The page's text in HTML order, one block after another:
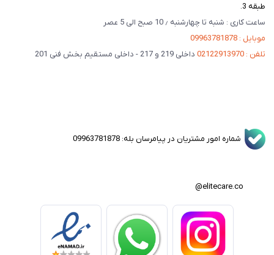
طبقه 3.
ساعت کاری : شنبه تا چهارشنبه ٫ 10 صبح الی 5 عصر
موبایل : 09963781878
تلفن : 02122913970
داخلی 219 و 217 - داخلی مستقیم بخش فنی 201
شماره امور مشتریان در پیامرسان بله: 09963781878